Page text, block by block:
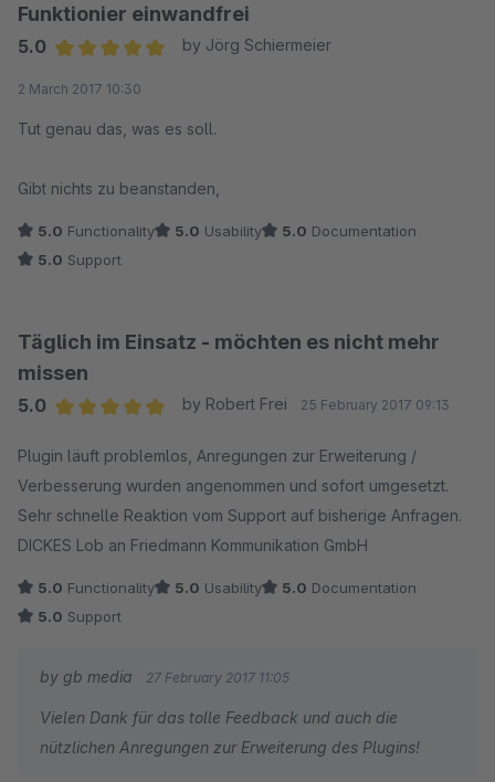
Funktionier einwandfrei
5.0
by Jörg Schiermeier
2 March 2017 10:30
Tut genau das, was es soll.
Gibt nichts zu beanstanden,
5.0 Functionality 5.0 Usability 5.0 Documentation
5.0 Support
Täglich im Einsatz - möchten es nicht mehr
missen
5.0
by Robert Frei 25 February 2017 09:13
Plugin läuft problemlos, Anregungen zur Erweiterung /
Verbesserung wurden angenommen und sofort umgesetzt.
Sehr schnelle Reaktion vom Support auf bisherige Anfragen.
DICKES Lob an Friedmann Kommunikation GmbH
5.0 Functionality 5.0 Usability 5.0 Documentation
5.0 Support
by gb media 27 February 2017 11:05
Vielen Dank für das tolle Feedback und auch die
nützlichen Anregungen zur Erweiterung des Plugins!